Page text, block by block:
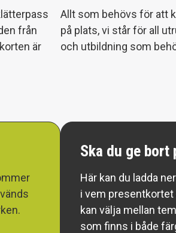
från
är
Allt som behövs för att
på plats, vi står för all
och utbildning som
Ska du ge bort
Här kan du ladda
i vem presentkortet
kan välja mellan
som finns i både